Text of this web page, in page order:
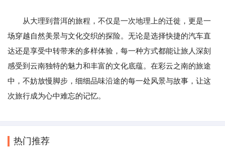
从大理到普洱的旅程，不仅是一次地理上的迁徙，更是一
场穿越自然美景与文化交织的探险。无论是选择快捷的汽车直
达还是享受中转带来的多样体验，每一种方式都能让旅人深刻
感受到云南独特的魅力和丰富的文化底蕴。在彩云之南的旅途
中，不妨放慢脚步，细细品味沿途的每一处风景与故事，让这
次旅行成为心中难忘的记忆。
热门推荐